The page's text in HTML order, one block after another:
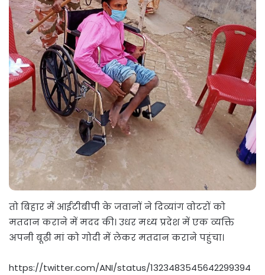
तो बिहार में आईटीबीपी के जवानों ने दिव्यांग वोटरों को
मतदान कराने में मदद की। उधर मध्य प्रदेश में एक व्यक्ति
अपनी बूढ़ी मां को गोदी में लेकर मतदान कराने पहुंचा।
https://twitter.com/ANI/status/1323483545642299394